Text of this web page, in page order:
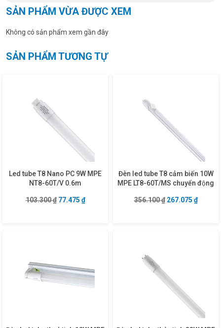
SẢN PHẨM VỪA ĐƯỢC XEM
Không có sản phẩm xem gần đây
SẢN PHẨM TƯƠNG TỰ
Led tube T8 Nano PC 9W MPE
NT8-60T/V 0.6m
103.300₫ Giá gốc là: 103.300 ₫.
77.475 ₫Giá hiện tại là: 77.475 ₫.
Đèn led tube T8 cảm biến 10W
MPE LT8-60T/MS chuyển động
356.100₫ Giá gốc là:
267.075 ₫Giá